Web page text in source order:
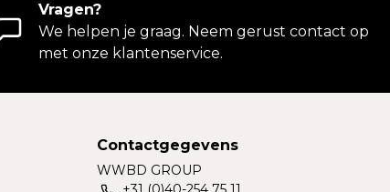
Vragen?
We helpen je graag. Neem gerust contact op
met onze klantenservice.
Contactgegevens
WWBD GROUP